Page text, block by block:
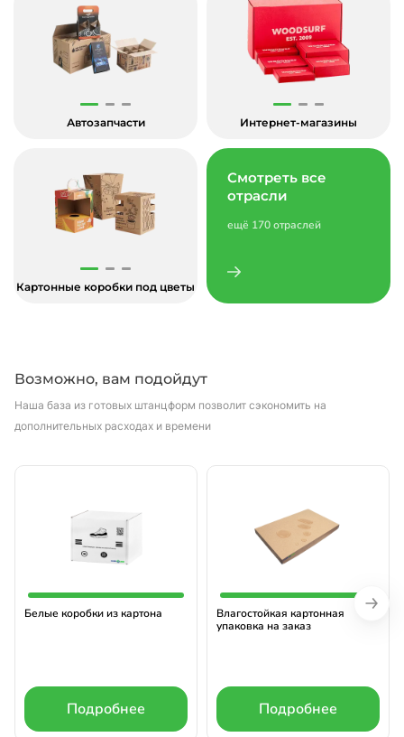
Автозапчасти Интернет-магазины
Картонные коробки под цветы
Смотреть все
отрасли
ещё 170 отраслей
Возможно, вам подойдут
Наша база из готовых штанцформ позволит сэкономить на
дополнительных расходах и времени
Белые коробки из картона
Подробнее
Влагостойкая картонная
упаковка на заказ
Подробнее